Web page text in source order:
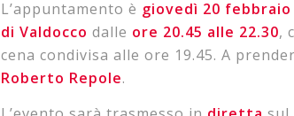
L’appuntamento è giovedì 20 febbraio
di Valdocco dalle ore 20.45 alle 22.30,
cena condivisa alle ore 19.45. A
Roberto Repole.